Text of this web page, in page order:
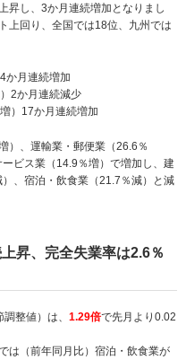
昇し、3か月連続増加となりまし
上回り、全国では18位、九州では
月連続増加
2か月連続減少
）17か月連続増加
）、運輸業・郵便業（26.6％
ビス業（14.9％増）で増加し、建
、宿泊・飲食業（21.7％減）と減
昇、完全失業率は2.6％
整値）は、 1.29倍で先月より0.02
は（前年同月比）宿泊・飲食業が